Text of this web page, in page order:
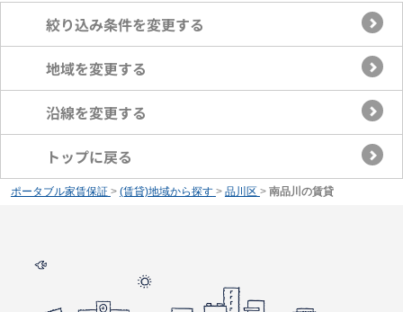
絞り込み条件を変更する
地域を変更する
沿線を変更する
トップに戻る
ポータブル家賃保証 > (賃貸)地域から探す > 品川区 > 南品川の賃貸